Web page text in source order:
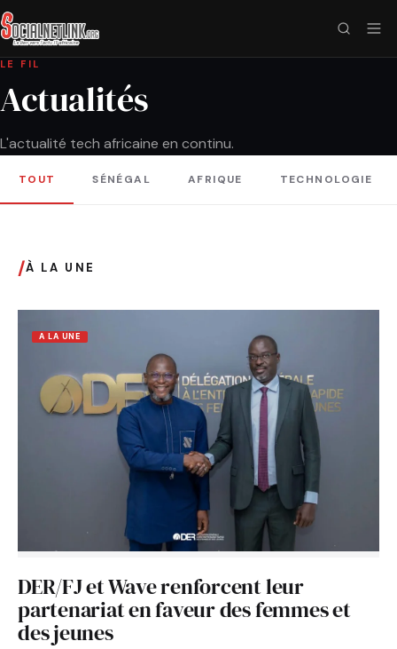
LE FIL
Actualités
L'actualité tech africaine en continu.
TOUT SÉNÉGAL AFRIQUE TECHNOLOGIE
/À LA UNE
A LA UNE
DER/FJ et Wave renforcent leur
partenariat en faveur des femmes et
des jeunes